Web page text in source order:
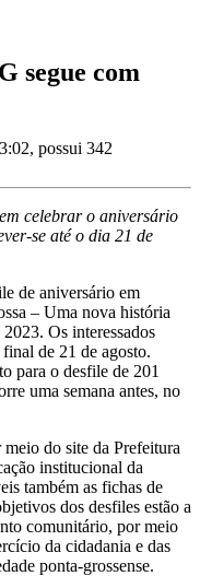
segue com
possui 342
celebrar o aniversário
se até o dia 21 de
de aniversário em
– Uma nova história
Os interessados
de 21 de agosto.
para o desfile de 201
uma semana antes, no
do site da Prefeitura
institucional da
também as fichas de
dos desfiles estão a
comunitário, por meio
da cidadania e das
ponta-grossense.